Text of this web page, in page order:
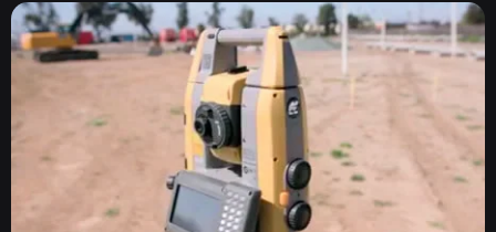
PáginaPáginaPáginaPáginaPágina